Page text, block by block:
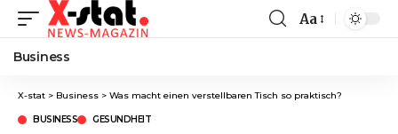
Font
Aa
Business
X-stat > Business > Was macht einen verstellbaren Tisch so praktisch?
BUSINESS GESUNDHEIT